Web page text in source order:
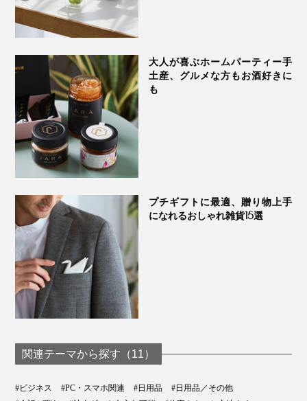
くのマジックがすべってしまうのでご注意を！
さあ、あなたもポンポンポン！
大人が喜ぶホームパーティー手
土産、グルメな方もお酒好きに
も
プチギフトに最適、贈り物上手
になれるおしゃれ雑貨15選
関連テーマから探す（11）
#ビジネス #PC・スマホ関連 #日用品
#日用品／その他